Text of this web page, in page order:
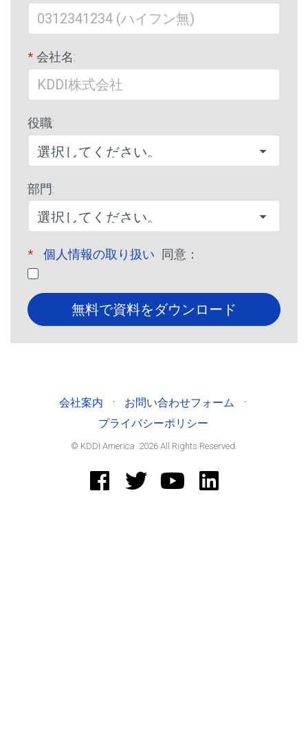
* 会社名:
役職:
部門:
* 個人情報の取り扱い 同意：
無料で資料をダウンロード
会社案内 · お問い合わせフォーム ·
プライバシーポリシー
© KDDI America 2026 All Rights Reserved.